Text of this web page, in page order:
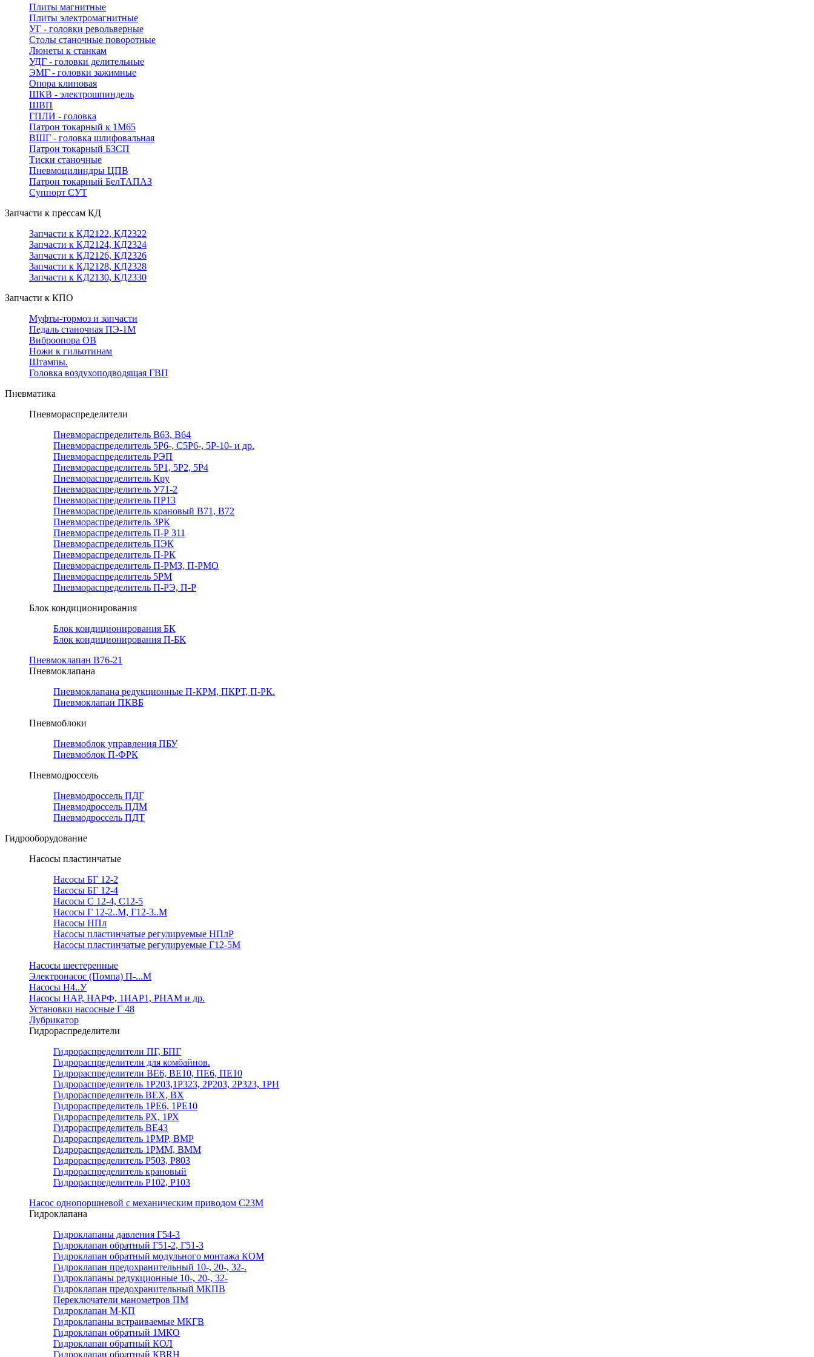
Плиты магнитные
Плиты электромагнитные
УГ - головки револьверные
Столы станочные поворотные
Люнеты к станкам
УДГ - головки делительные
ЭМГ - головки зажимные
Опора клиновая
ШКВ - электрошпиндель
ШВП
ГПЛИ - головка
Патрон токарный к 1М65
ВШГ - головка шлифовальная
Патрон токарный БЗСП
Тиски станочные
Пневмоцилиндры ЦПВ
Патрон токарный БелТАПАЗ
Суппорт СУТ
Запчасти к прессам КД
Запчасти к КД2122, КД2322
Запчасти к КД2124, КД2324
Запчасти к КД2126, КД2326
Запчасти к КД2128, КД2328
Запчасти к КД2130, КД2330
Запчасти к КПО
Муфты-тормоз и запчасти
Педаль станочная ПЭ-1М
Виброопора ОВ
Ножи к гильотинам
Штампы.
Головка воздухоподводящая ГВП
Пневматика
Пневмораспределители
Пневмораспределитель В63, В64
Пневмораспределитель 5Р6-, С5Р6-, 5Р-10- и др.
Пневмораспределитель РЭП
Пневмораспределитель 5Р1, 5Р2, 5Р4
Пневмораспределитель Кру
Пневмораспределитель У71-2
Пневмораспределитель ПР13
Пневмораспределитель крановый В71, В72
Пневмораспределитель 3РК
Пневмораспределитель П-Р 311
Пневмораспределитель ПЭК
Пневмораспределитель П-РК
Пневмораспределитель П-РМЗ, П-РМО
Пневмораспределитель 5РМ
Пневмораспределитель П-РЭ, П-Р
Блок кондиционирования
Блок кондиционирования БК
Блок кондиционирования П-БК
Пневмоклапан В76-21
Пневмоклапана
Пневмоклапана редукционные П-КРМ, ПКРТ, П-РК.
Пневмоклапан ПКВБ
Пневмоблоки
Пневмоблок управления ПБУ
Пневмоблок П-ФРК
Пневмодроссель
Пневмодроссель ПДГ
Пневмодроссель ПДМ
Пневмодроссель ПДТ
Гидрооборудование
Насосы пластинчатые
Насосы БГ 12-2
Насосы БГ 12-4
Насосы С 12-4, С12-5
Насосы Г 12-2..М, Г12-3..М
Насосы НПл
Насосы пластинчатые регулируемые НПлР
Насосы пластинчатые регулируемые Г12-5М
Насосы шестеренные
Электронасос (Помпа) П-...М
Насосы Н4..У
Насосы НАР, НАРФ, 1НАР1, РНАМ и др.
Установки насосные Г 48
Лубрикатор
Гидрораспределители
Гидрораспределители ПГ, БПГ
Гидрораспределители для комбайнов.
Гидрораспределители ВЕ6, ВЕ10, ПЕ6, ПЕ10
Гидрораспределитель 1Р203,1Р323, 2Р203, 2Р323, 1РН
Гидрораспределитель ВЕХ, ВХ
Гидрораспределитель 1РЕ6, 1РЕ10
Гидрораспределитель РХ, 1РХ
Гидрораспределитель ВЕ43
Гидрораспределитель 1РМР, ВМР
Гидрораспределитель 1РММ, ВММ
Гидрораспределитель Р503, Р803
Гидрораспределитель крановый
Гидрораспределитель Р102, Р103
Насос однопоршневой с механическим приводом С23М
Гидроклапана
Гидроклапаны давления Г54-3
Гидроклапан обратный Г51-2, Г51-3
Гидроклапан обратный модульного монтажа КОМ
Гидроклапан предохранительный 10-, 20-, 32-.
Гидроклапаны редукционные 10-, 20-, 32-
Гидроклапан предохранительный МКПВ
Переключатели манометров ПМ
Гидроклапан М-КП
Гидроклапаны встраиваемые МКГВ
Гидроклапан обратный 1МКО
Гидроклапан обратный КОЛ
Гидроклапан обратный КВRН